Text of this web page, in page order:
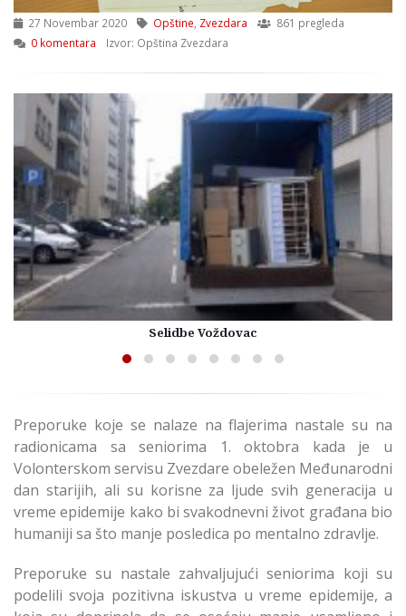
27 Novembar 2020 Opštine Zvezdara
861 pregleda
0 komentara
Izvor: Opština Zvezdara
Selidbe Voždovac
Preporuke koje se nalaze na flajerima nastale su na
radionicama sa seniorima 1. oktobra kada je u
Volonterskom servisu Zvezdare obeležen Međunarodni
dan starijih, ali su korisne za ljude svih generacija u
vreme epidemije kako bi svakodnevni život građana bio
humaniji sa što manje posledica po mentalno zdravlje.
Preporuke su nastale zahvaljujući seniorima koji su
podelili svoja pozitivna iskustva u vreme epidemije, a